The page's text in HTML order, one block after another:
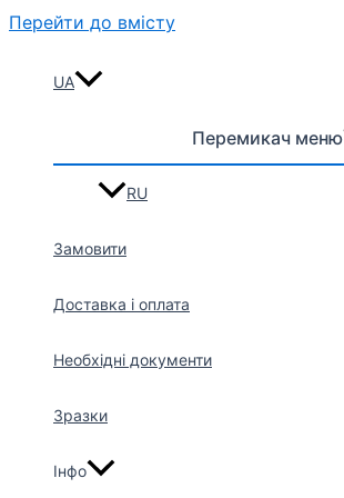
Перейти до вмісту
UA
Перемикач меню
RU
Замовити
Доставка і оплата
Необхідні документи
Зразки
Інфо